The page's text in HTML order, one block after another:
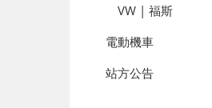
VW | 福斯
電動機車
站方公告